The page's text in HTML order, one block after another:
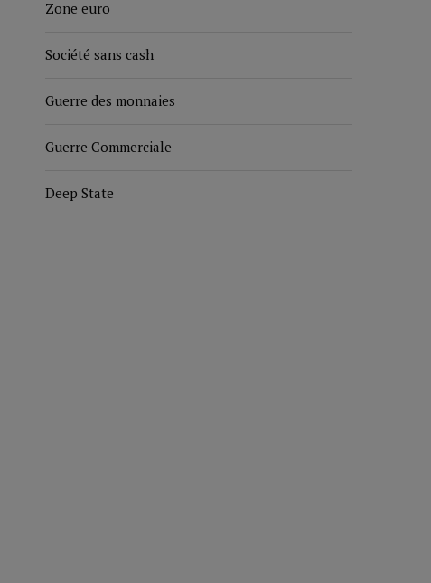
Zone euro
Société sans cash
Guerre des monnaies
Guerre Commerciale
Deep State